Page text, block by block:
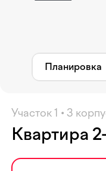
Планировка
Участок 1 • 3
Квартира